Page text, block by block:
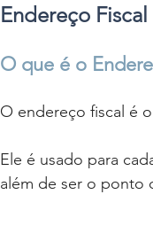
Endereço Fiscal
O que é o
O endereço fiscal é
Ele é usado para
além de ser o ponto